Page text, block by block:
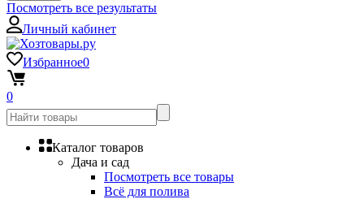
Посмотреть все результаты
Личный кабинет
Избранное0
0
Каталог товаров
Дача и сад
Посмотреть все товары
Всё для полива